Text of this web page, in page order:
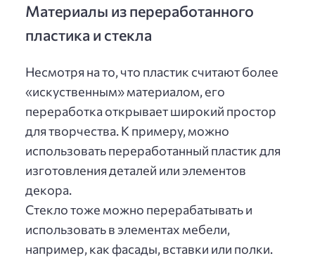
Материалы из переработанного
пластика и стекла
Несмотря на то, что пластик считают более
«искуственным» материалом, его
переработка открывает широкий простор
для творчества. К примеру, можно
использовать переработанный пластик для
изготовления деталей или элементов
декора.
Стекло тоже можно перерабатывать и
использовать в элементах мебели,
например, как фасады, вставки или полки.